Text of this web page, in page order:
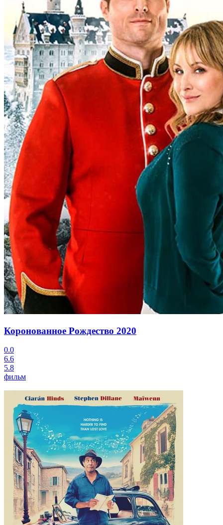
Коронованное Рождество 2020
0.0
6.6
5.8
фильм